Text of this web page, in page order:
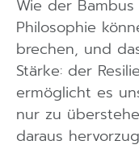
Wie der
Philosophie
brechen, und
Stärke: der
ermöglicht es
nur zu
daraus